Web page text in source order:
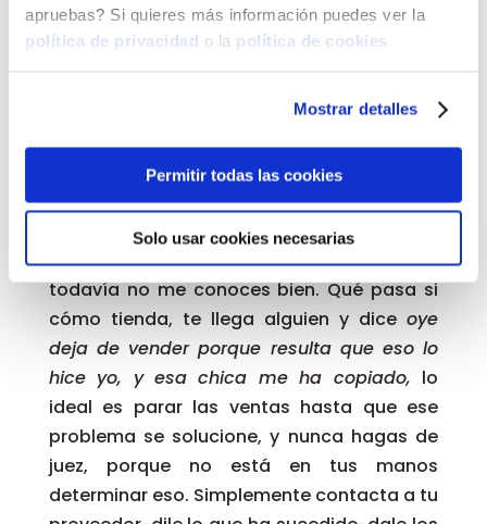
apruebas? Si quieres más información puedes ver la
política de privacidad o la política de cookies
Mostrar detalles
Permitir todas las cookies
Solo usar cookies necesarias
cuyos productos desaparecieron por arte
de magia. En este caso, establece que se
tendrá que pagar el monto que
corresponde.
¿Pensabas que iba a cerrar todo esto sin
hablarte del plagio? entonces es que
todavía no me conoces bien. Qué pasa si
cómo tienda, te llega alguien y diceoye
deja de vender porque resulta que eso lo
hice yo, y esa chica me ha copiado, lo
ideal es parar las ventas hasta que ese
problema se solucione, y nunca hagas de
juez, porque no está en tus manos
determinar eso. Simplemente contacta a tu